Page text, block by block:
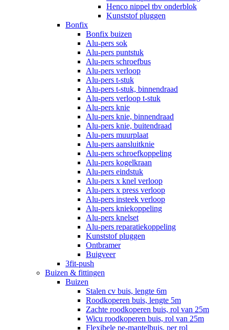
Henco nippel tbv onderblok
Kunststof pluggen
Bonfix
Bonfix buizen
Alu-pers sok
Alu-pers puntstuk
Alu-pers schroefbus
Alu-pers verloop
Alu-pers t-stuk
Alu-pers t-stuk, binnendraad
Alu-pers verloop t-stuk
Alu-pers knie
Alu-pers knie, binnendraad
Alu-pers knie, buitendraad
Alu-pers muurplaat
Alu-pers aansluitknie
Alu-pers schroefkoppeling
Alu-pers kogelkraan
Alu-pers eindstuk
Alu-pers x knel verloop
Alu-pers x press verloop
Alu-pers insteek verloop
Alu-pers kniekoppeling
Alu-pers knelset
Alu-pers reparatiekoppeling
Kunststof pluggen
Ontbramer
Buigveer
3fit-push
Buizen & fittingen
Buizen
Stalen cv buis, lengte 6m
Roodkoperen buis, lengte 5m
Zachte roodkoperen buis, rol van 25m
Wicu roodkoperen buis, rol van 25m
Flexibele pe-mantelbuis, per rol